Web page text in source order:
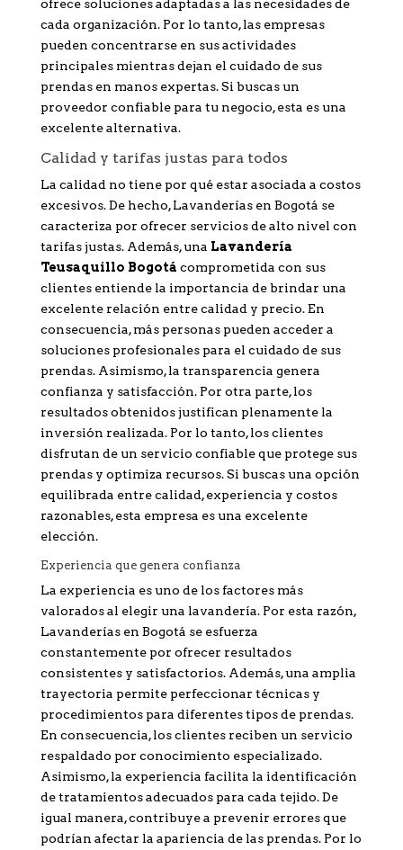
ofrece soluciones adaptadas a las necesidades de
cada organización. Por lo tanto, las empresas
pueden concentrarse en sus actividades
principales mientras dejan el cuidado de sus
prendas en manos expertas. Si buscas un
proveedor confiable para tu negocio, esta es una
excelente alternativa.
Calidad y tarifas justas para todos
La calidad no tiene por qué estar asociada a costos
excesivos. De hecho, Lavanderías en Bogotá se
caracteriza por ofrecer servicios de alto nivel con
tarifas justas. Además, una Lavandería
Teusaquillo Bogotá comprometida con sus
clientes entiende la importancia de brindar una
excelente relación entre calidad y precio. En
consecuencia, más personas pueden acceder a
soluciones profesionales para el cuidado de sus
prendas. Asimismo, la transparencia genera
confianza y satisfacción. Por otra parte, los
resultados obtenidos justifican plenamente la
inversión realizada. Por lo tanto, los clientes
disfrutan de un servicio confiable que protege sus
prendas y optimiza recursos. Si buscas una opción
equilibrada entre calidad, experiencia y costos
razonables, esta empresa es una excelente
elección.
Experiencia que genera confianza
La experiencia es uno de los factores más
valorados al elegir una lavandería. Por esta razón,
Lavanderías en Bogotá se esfuerza
constantemente por ofrecer resultados
consistentes y satisfactorios. Además, una amplia
trayectoria permite perfeccionar técnicas y
procedimientos para diferentes tipos de prendas.
En consecuencia, los clientes reciben un servicio
respaldado por conocimiento especializado.
Asimismo, la experiencia facilita la identificación
de tratamientos adecuados para cada tejido. De
igual manera, contribuye a prevenir errores que
podrían afectar la apariencia de las prendas. Por lo